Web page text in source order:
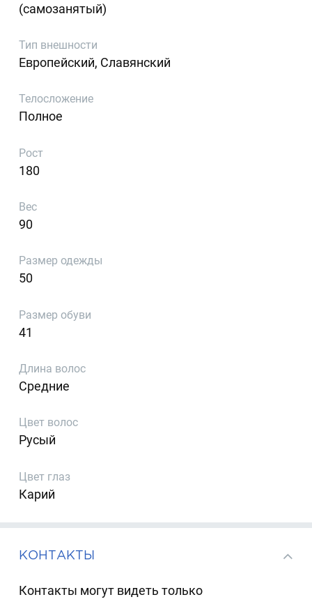
(самозанятый)
Тип внешности
Европейский, Славянский
Телосложение
Полное
Рост
180
Вес
90
Размер одежды
50
Размер обуви
41
Длина волос
Средние
Цвет волос
Русый
Цвет глаз
Карий
КОНТАКТЫ
Контакты могут видеть только